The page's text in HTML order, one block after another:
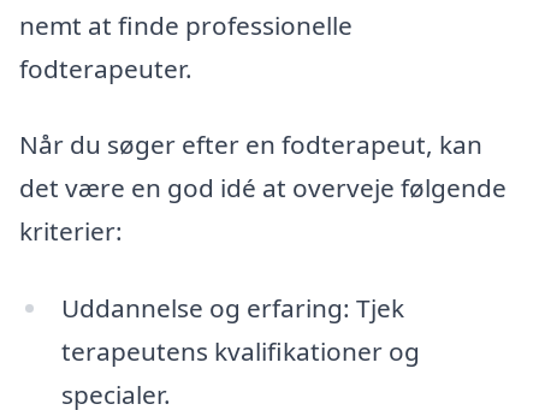
nemt at finde professionelle
fodterapeuter.
Når du søger efter en fodterapeut, kan
det være en god idé at overveje følgende
kriterier:
Uddannelse og erfaring: Tjek
terapeutens kvalifikationer og
specialer.